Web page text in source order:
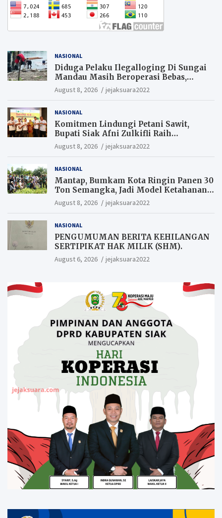
NASIONAL
Diduga Pelaku Ilegalloging Di Sungai
Mandau Masih Beroperasi Bebas,
Masyarakat Minta Aparat Penegak
Hukum Segera Tangkap Aktor Dan
August 8, 2026 jejaksuara2022
NASIONAL
Komitmen Lindungi Petani Sawit,
Bupati Siak Afni Zulkifli Raih
Penghargaan SIEXPO 2026
August 8, 2026 jejaksuara2022
NASIONAL
Mantap, Bumkam Kota Ringin Panen 30
Ton Semangka, Jadi Model Ketahanan
Pangan Siak.
August 8, 2026 jejaksuara2022
NASIONAL
PENGUMUMAN BERITA KEHILANGAN
SERTIPIKAT HAK MILIK (SHM).
August 6, 2026 jejaksuara2022